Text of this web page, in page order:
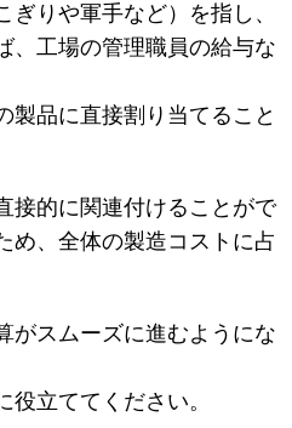
りや軍手など）を指し、
、工場の管理職員の給与な
製品に直接割り当てること
接的に関連付けることがで
め、全体の製造コストに占
がスムーズに進むようにな
立ててください。